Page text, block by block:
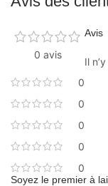
0 avis
0
0
0
0
0
Avis
Il
Soyez le premier à